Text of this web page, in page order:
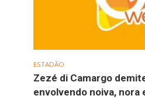
ESTADÃO
Zezé di Camargo
envolvendo noiva, nora